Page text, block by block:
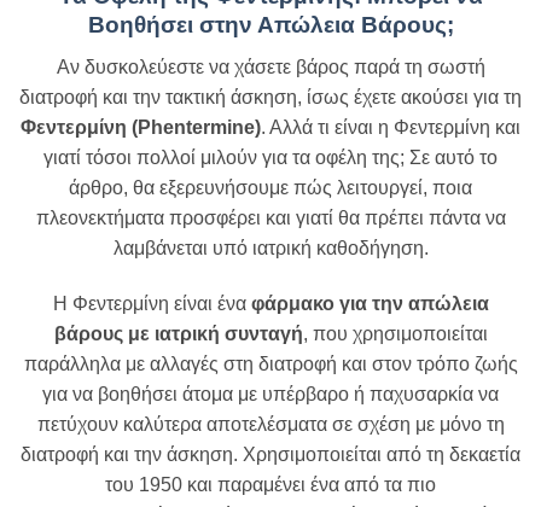
Βοηθήσει στην Απώλεια Βάρους;
Αν δυσκολεύεστε να χάσετε βάρος παρά τη σωστή
διατροφή και την τακτική άσκηση, ίσως έχετε ακούσει για τη
Φεντερμίνη (Phentermine). Αλλά τι είναι η Φεντερμίνη και
γιατί τόσοι πολλοί μιλούν για τα οφέλη της; Σε αυτό το
άρθρο, θα εξερευνήσουμε πώς λειτουργεί, ποια
πλεονεκτήματα προσφέρει και γιατί θα πρέπει πάντα να
λαμβάνεται υπό ιατρική καθοδήγηση.
Η Φεντερμίνη είναι ένα φάρμακο για την απώλεια
βάρους με ιατρική συνταγή, που χρησιμοποιείται
παράλληλα με αλλαγές στη διατροφή και στον τρόπο ζωής
για να βοηθήσει άτομα με υπέρβαρο ή παχυσαρκία να
πετύχουν καλύτερα αποτελέσματα σε σχέση με μόνο τη
διατροφή και την άσκηση. Χρησιμοποιείται από τη δεκαετία
του 1950 και παραμένει ένα από τα πιο